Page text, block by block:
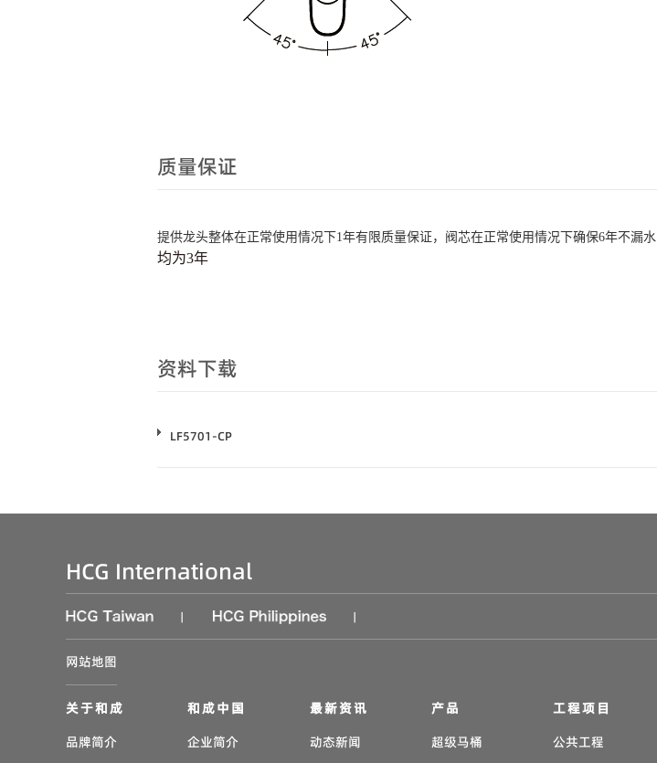
质量保证
提供龙头整体在正常使用情况下1年有限质量保证， 阀芯在正常使用情况下确保6年不漏水
均为3年
资料下载
LF5701-CP
HCG International
| |
网站地图
关于和成
品牌简介
和成中国
企业简介
最新资讯
动态新闻
产品
超级马桶
工程项目
公共工程